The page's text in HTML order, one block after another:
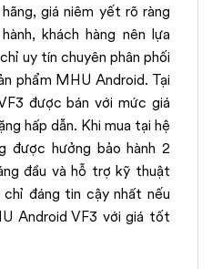
giá niêm yết rõ ràng
khách hàng nên lựa
uy tín chuyên phân phối
phẩm MHU Android. Tại
được bán với mức giá
hấp dẫn. Khi mua tại hệ
được hưởng bảo hành 2
đầu và hỗ trợ kỹ thuật
đáng tin cậy nhất nếu
Android VF3 với giá tốt